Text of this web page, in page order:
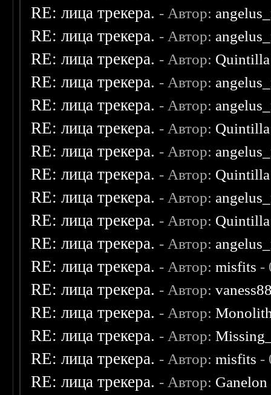
RE: лица трекера. - Автор:
RE: лица трекера. - Автор:
RE: лица трекера. - Автор: Quintilla
RE: лица трекера. - Автор:
RE: лица трекера. - Автор:
RE: лица трекера. - Автор: Quintilla
RE: лица трекера. - Автор:
RE: лица трекера. - Автор: Quintilla
RE: лица трекера. - Автор:
RE: лица трекера. - Автор: Quintilla
RE: лица трекера. - Автор:
RE: лица трекера. - Автор:misfits -
RE: лица трекера. - Автор:
RE: лица трекера. - Автор:
RE: лица трекера. - Автор:
RE: лица трекера. - Автор:misfits -
RE: лица трекера. - Автор: Ganelon